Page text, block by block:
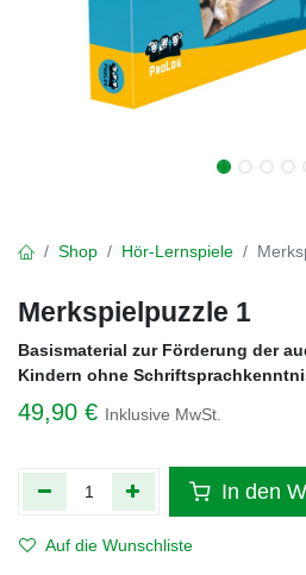
Shop Hör-Lernspiele
Merkspielpuzzle 1
Basismaterial zur Förderung der
Kindern ohne
49,90 € Inklusive MwSt.
In den
Auf die Wunschliste